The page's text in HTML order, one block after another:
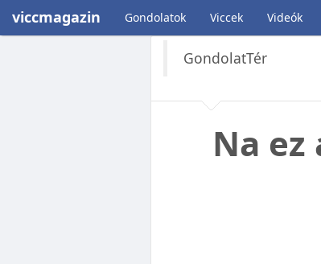
viccmagazin Gondolatok Viccek Videók
GondolatTér
Na